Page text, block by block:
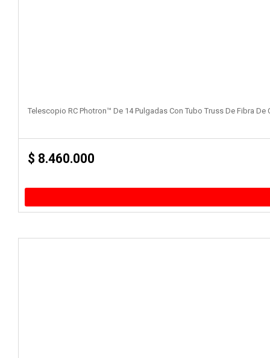
Telescopio RC Photron™ De 14 Pulgadas Con Tubo Truss De Fibra De
$ 8.460.000